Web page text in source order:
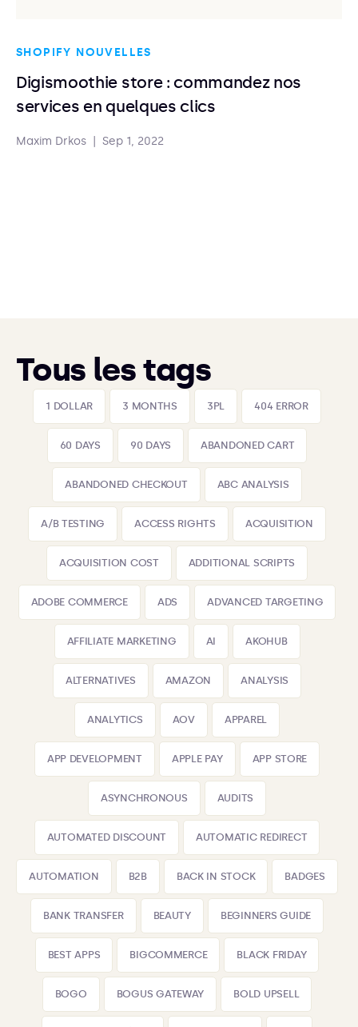
SHOPIFY NOUVELLES
Digismoothie store : commandez nos
services en quelques clics
Maxim Drkos Sep 1, 2022
Tous les tags
1 DOLLAR 3 MONTHS 3PL 404 ERROR
60 DAYS 90 DAYS ABANDONED CART
ABANDONED CHECKOUT ABC ANALYSIS
A/B TESTING ACCESS RIGHTS ACQUISITION
ACQUISITION COST ADDITIONAL SCRIPTS
ADOBE COMMERCE ADS ADVANCED TARGETING
AFFILIATE MARKETING AI AKOHUB
ALTERNATIVES AMAZON ANALYSIS
ANALYTICS AOV APPAREL
APP DEVELOPMENT APPLE PAY APP STORE
ASYNCHRONOUS AUDITS
AUTOMATED DISCOUNT AUTOMATIC REDIRECT
AUTOMATION B2B BACK IN STOCK BADGES
BANK TRANSFER BEAUTY BEGINNERS GUIDE
BEST APPS BIGCOMMERCE BLACK FRIDAY
BOGO BOGUS GATEWAY BOLD UPSELL